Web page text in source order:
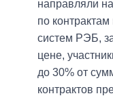
направляли
по
систем РЭБ,
цене,
до 30% от
контрактов